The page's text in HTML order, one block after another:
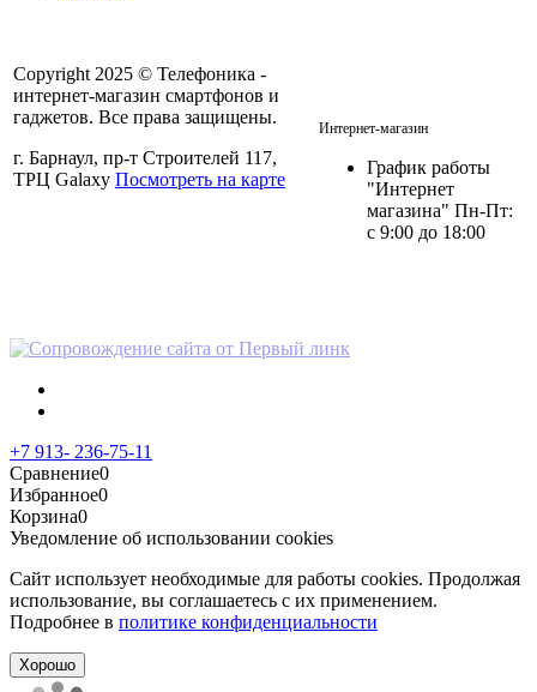
Copyright 2025 © Телефоника -
интернет-магазин смартфонов и
гаджетов. Все права защищены.
г. Барнаул, пр-т Строителей 117,
ТРЦ Galaxy Посмотреть на карте
Интернет-магазин
График работы
"Интернет
магазина" Пн-Пт:
с 9:00 до 18:00
+7 913- 236-75-11
Сравнение0
Избранное0
Корзина0
Уведомление об использовании cookies
Сайт использует необходимые для работы cookies. Продолжая
использование, вы соглашаетесь с их применением.
Подробнее в политике конфиденциальности
Хорошо